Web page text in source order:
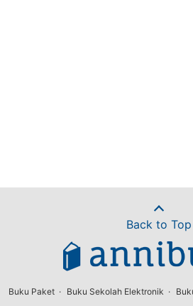
Back to Top
Buku Paket Buku Sekolah Elektronik